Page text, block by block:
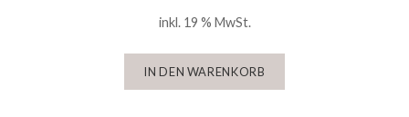
inkl. 19 % MwSt.
IN DEN WARENKORB